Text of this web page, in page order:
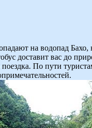
на водопад
доставит вас до
поездка. По пути